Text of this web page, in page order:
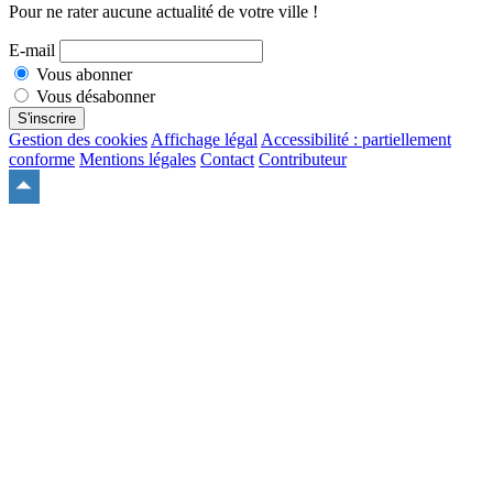
Pour ne rater aucune actualité de votre ville !
E-mail
Vous abonner
Vous désabonner
S'inscrire
Gestion des cookies Affichage légal Accessibilité : partiellement
conforme Mentions légales Contact Contributeur